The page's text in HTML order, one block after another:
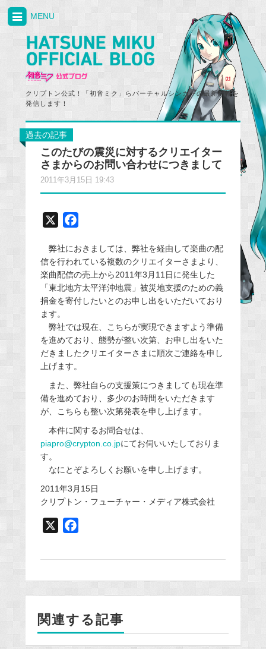
クリプトン公式！「初音ミク」らバーチャルシンガーの最新情報を
発信します！
MENU
過去の記事
このたびの震災に対するクリエイター
さまからのお問い合わせにつきまして
2011年3月15日 19:43
c
e
b
o
k
弊社におきましては、弊社を経由して楽曲の配
信を行われている複数のクリエイターさまより、
楽曲配信の売上から2011年3月11日に発生した
「東北地方太平洋沖地震」被災地支援のための義
捐金を寄付したいとのお申し出をいただいており
ます。
弊社では現在、こちらが実現できますよう準備
を進めており、態勢が整い次第、お申し出をいた
だきましたクリエイターさまに順次ご連絡を申し
上げます。
また、弊社自らの支援策につきましても現在準
備を進めており、多少のお時間をいただきます
が、こちらも整い次第発表を申し上げます。
本件に関するお問合せは、
piapro@crypton.co.jpにてお伺いいたしておりま
す。
なにとぞよろしくお願いを申し上げます。
2011年3月15日
クリプトン・フューチャー・メディア株式会社
o
k
関連する記事